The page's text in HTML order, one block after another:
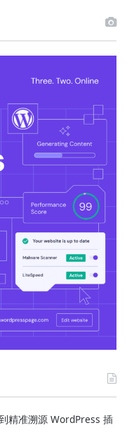
精准溯源 WordPress 插